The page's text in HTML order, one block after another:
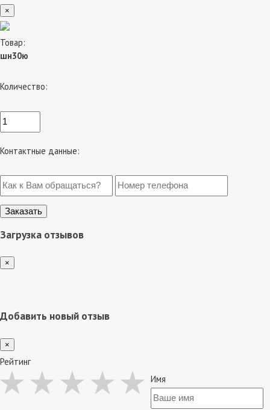
×
Товар:
шн30ю
Количество:
Контактные данные:
Загрузка отзывов
×
Добавить новый отзыв
×
Рейтинг
Имя